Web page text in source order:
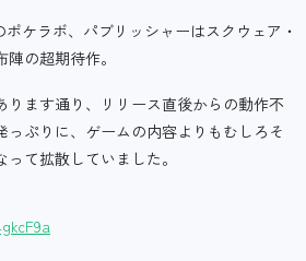
ポケラボ、パブリッシャーはスクウェア・
の超期待作。
ります通り、リリース直後からの動作不
っぷりに、ゲームの内容よりもむしろそ
て拡散していました。